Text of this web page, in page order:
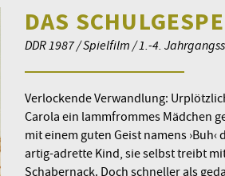
DAS
DDR 1987 / Spielfilm / 1.-4.
Verlockende Verwandlung:
Carola ein lammfrommes Mädchen
mit einem guten Geist namens
artig-adrette Kind, sie selbst treibt
Schabernack. Doch schneller als